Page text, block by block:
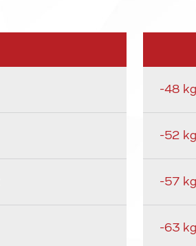
-48 kg
-52 kg
-57 kg
-63 kg